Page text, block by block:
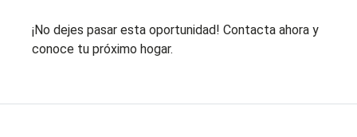
¡No dejes pasar esta oportunidad! Contacta ahora y
conoce tu próximo hogar.